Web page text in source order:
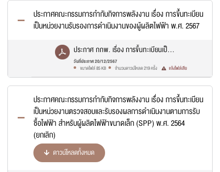
กองทุนพัฒนาไฟฟ้า
ระบบโครงข่ายพลังงาน
ศูนย์ข้อมูลข่าวสารของสำนักงาน กกพ.
รับฟังความคิดเห็น
ประกาศคณะกรรมการกำกับกิจการพลังงาน เรื่อง การขึ้นทะเบียน
เป็นหน่วยงานรับรองการดำเนินงานของผู้ผลิตไฟฟ้า พ.ศ. 2567
ประกาศ กกพ. เรื่อง การขึ้นทะเบียนเป็น
หน่วยงานรับรองการดำเนินงานของผู้ผลิต
ไฟฟ้า พ.ศ. 2567.pdf
วันที่ประกาศ 20/12/2567
ขนาดไฟล์ 85 KB
จำนวนดาวน์โหลด 219 ครั้ง แจ้งไฟล์เสีย
ประกาศคณะกรรมการกำกับกิจการพลังงาน เรื่อง การขึ้นทะเบียน
เป็นหน่วยงานตรวจสอบและรับรองผลการดำเนินงานตามการรับ
ซื้อไฟฟ้า สำหรับผู้ผลิตไฟฟ้าขนาดเล็ก (SPP) พ.ศ. 2564
(ยกเลิก)
ดาวน์โหลดทั้งหมด